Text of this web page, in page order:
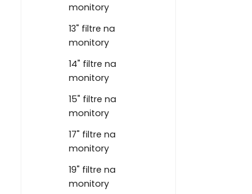
monitory
13" filtre na
monitory
14" filtre na
monitory
15" filtre na
monitory
17" filtre na
monitory
19" filtre na
monitory